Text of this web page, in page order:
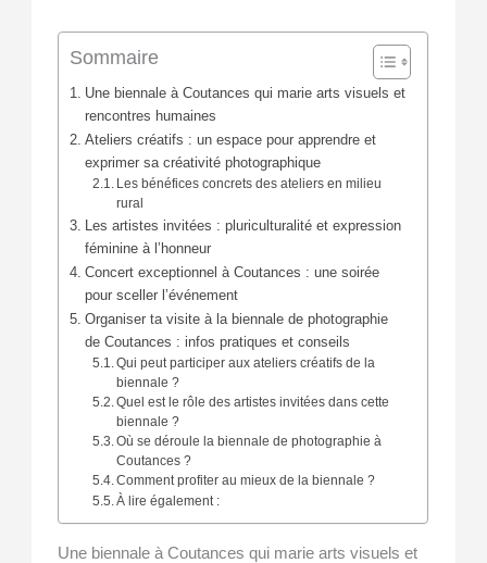
Sommaire
Une biennale à Coutances qui marie arts visuels et
rencontres humaines
Ateliers créatifs : un espace pour apprendre et
exprimer sa créativité photographique
Les bénéfices concrets des ateliers en milieu
rural
Les artistes invitées : pluriculturalité et expression
féminine à l’honneur
Concert exceptionnel à Coutances : une soirée
pour sceller l’événement
Organiser ta visite à la biennale de photographie
de Coutances : infos pratiques et conseils
Qui peut participer aux ateliers créatifs de la
biennale ?
Quel est le rôle des artistes invitées dans cette
biennale ?
Où se déroule la biennale de photographie à
Coutances ?
Comment profiter au mieux de la biennale ?
À lire également :
Une biennale à Coutances qui marie arts visuels et